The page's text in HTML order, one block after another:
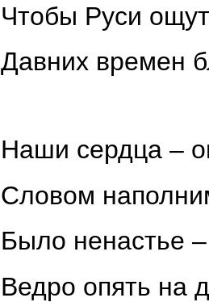
Чтобы Руси
Давних времен
Наши сердца –
Словом
Было ненастье
Ведро опять на